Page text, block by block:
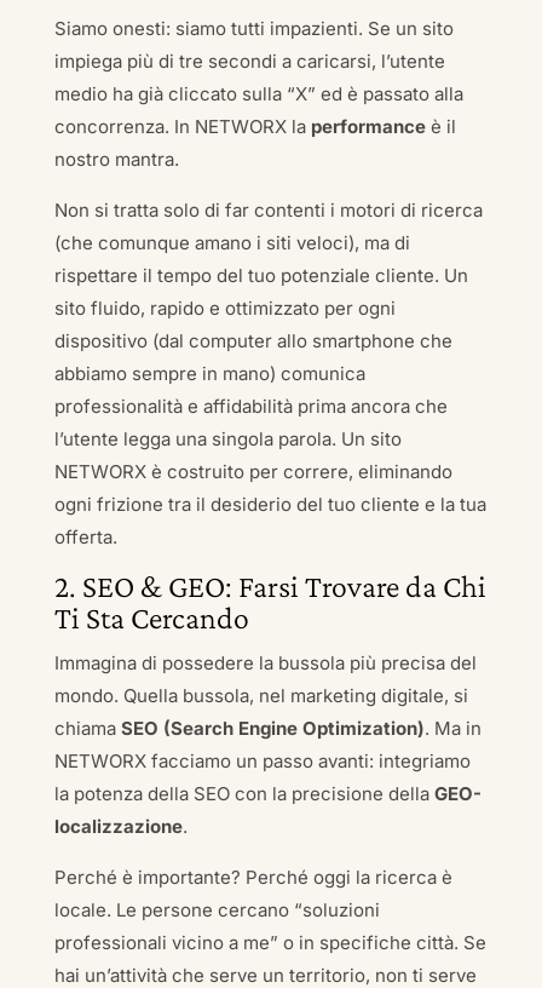
Siamo onesti: siamo tutti impazienti. Se un sito
impiega più di tre secondi a caricarsi, l’utente
medio ha già cliccato sulla “X” ed è passato alla
concorrenza. In NETWORX la performanceè il
nostro mantra.
Non si tratta solo di far contenti i motori di ricerca
(che comunque amano i siti veloci), ma di
rispettare il tempo del tuo potenziale cliente. Un
sito fluido, rapido e ottimizzato per ogni
dispositivo (dal computer allo smartphone che
abbiamo sempre in mano) comunica
professionalità e affidabilità prima ancora che
l’utente legga una singola parola. Un sito
NETWORX è costruito per correre, eliminando
ogni frizione tra il desiderio del tuo cliente e la tua
offerta.
2. SEO & GEO: Farsi Trovare da Chi
Ti Sta Cercando
Immagina di possedere la bussola più precisa del
mondo. Quella bussola, nel marketing digitale, si
chiama SEO (Search Engine Optimization). Ma in
NETWORX facciamo un passo avanti: integriamo
la potenza della SEO con la precisione della GEO-
localizzazione.
Perché è importante? Perché oggi la ricerca è
locale. Le persone cercano “soluzioni
professionali vicino a me” o in specifiche città. Se
hai un’attività che serve un territorio, non ti serve